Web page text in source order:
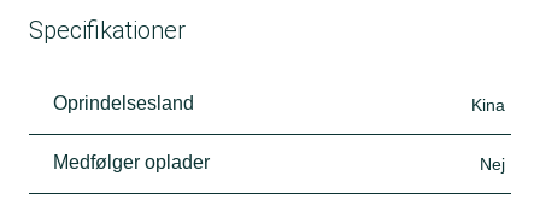
Specifikationer
Oprindelsesland Kina
Medfølger oplader Nej